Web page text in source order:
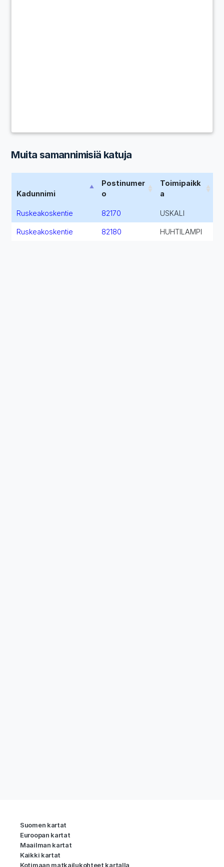
Muita samannimisiä katuja
Kadunnimi
Postinumer
o
Toimipaikk
a
Ruskeakoskentie 82170 USKALI
Ruskeakoskentie 82180 HUHTILAMPI
Suomen kartat
Euroopan kartat
Maailman kartat
Kaikki kartat
Kotimaan matkailukohteet kartalla